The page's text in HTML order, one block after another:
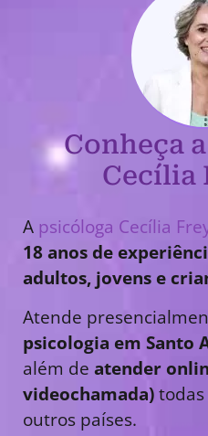
Conheça
Cecília
A psicóloga Cecília
18 anos de
adultos, jovens e
Atende
psicologia em Santo
além de atender
videochamada)todas
outros países.